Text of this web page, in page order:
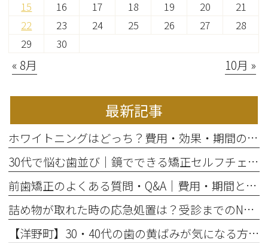
15
16 17 18 19 20
21
22
23 24 25 26 27
28
29
30
« 8月 10月 »
最新記事
ホワイトニングはどっち？費用・効果・期間の違いから選び方を解説
30代で悩む歯並び｜鏡でできる矯正セルフチェックと将来のリスク
前歯矯正のよくある質問・Q&A｜費用・期間と部分矯正の適応を解説
詰め物が取れた時の応急処置は？受診までのNG行動と放置リスク
【洋野町】30・40代の歯の黄ばみが気になる方へ｜ホワイトニングで変わる歯と印象